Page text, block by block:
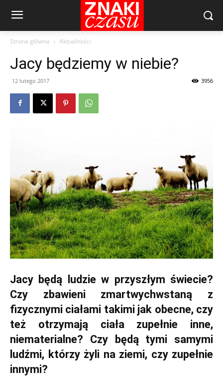
Strona główna Aktualności
Jacy będziemy w niebie?
12 lutego 2017 3956
Jacy będą ludzie w przyszłym świecie?
Czy zbawieni zmartwychwstaną z
fizycznymi ciałami takimi jak obecne, czy
też otrzymają ciała zupełnie inne,
niematerialne? Czy będą tymi samymi
ludźmi, którzy żyli na ziemi, czy zupełnie
innymi?